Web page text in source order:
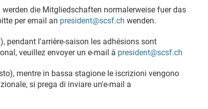
die Mitgliedschaften normalerweise fuer das
per email an president@scsf.ch wenden.
pendant l'arrière-saison les adhésions sont
veuillez envoyer un e-mail à president@scsf.ch
mentre in bassa stagione le iscrizioni vengono
si prega di inviare un'e-mail a